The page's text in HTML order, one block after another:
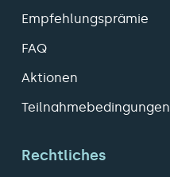
Empfehlungsprämie
FAQ
Aktionen
Teilnahmebedingungen
Rechtliches